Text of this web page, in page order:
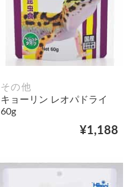
その他
キョーリン レオパドライ
60g
¥1,188